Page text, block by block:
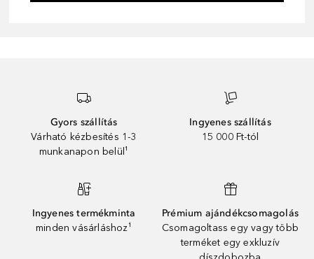
Gyors szállítás
Várható kézbesítés 1-3
munkanapon belül¹
Ingyenes szállítás
15 000 Ft-tól
Ingyenes termékminta
minden vásárláshoz¹
Prémium ajándékcsomagolás
Csomagoltass egy vagy több
terméket egy exkluzív